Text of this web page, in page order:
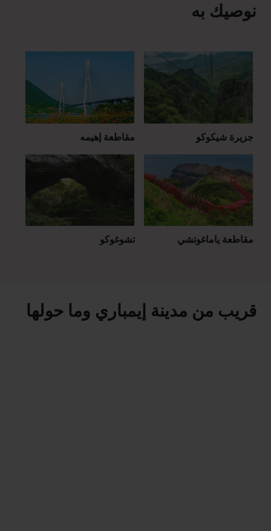
نوصيك به
جزيرة شيكوكو مقاطعة إهيمه
مقاطعة ياماغوتشي تشوغوكو
قريب من مدينة إيمباري وما حولها